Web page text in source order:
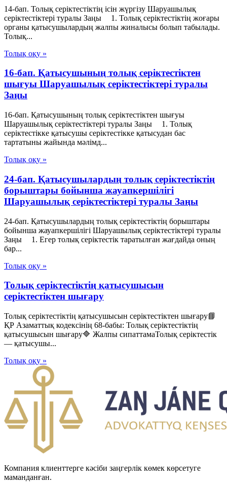
14-бап. Толық серiктестiктiң iсiн жүргiзу Шаруашылық
серіктестіктері туралы Заңы 1. Толық серiктестiктiң жоғары
органы қатысушылардың жалпы жиналысы болып табылады.
Толық...
Толық оқу »
16-бап. Қатысушының толық серiктестiктен
шығуы Шаруашылық серіктестіктері туралы
Заңы
16-бап. Қатысушының толық серiктестiктен шығуы
Шаруашылық серіктестіктері туралы Заңы 1. Толық
серiктестiкке қатысушы серiктестiкке қатысудан бас
тартатыны жайында мәлiмд...
Толық оқу »
24-бап. Қатысушылардың толық серiктестiктiң
борыштары бойынша жауапкершiлiгi
Шаруашылық серіктестіктері туралы Заңы
24-бап. Қатысушылардың толық серiктестiктiң борыштары
бойынша жауапкершiлiгi Шаруашылық серіктестіктері туралы
Заңы 1. Егер толық серiктестiк таратылған жағдайда оның
бар...
Толық оқу »
Толық серіктестіктің қатысушысын
серіктестіктен шығару
Толық серіктестіктің қатысушысын серіктестіктен шығару📘
ҚР Азаматтық кодексінің 68-бабы: Толық серіктестіктің
қатысушысын шығару🔷 Жалпы сипаттамаТолық серіктестік
— қатысушы...
Толық оқу »
Компания клиенттерге кәсіби заңгерлік көмек көрсетуге
маманданған.